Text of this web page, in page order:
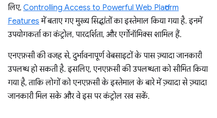
लिए, Controlling Access to Powerful Web Platform
Features में बताए गए मुख्य सिद्धांतों का इस्तेमाल किया गया है. इनमें
उपयोगकर्ता का कंट्रोल, पारदर्शिता, और एर्गोनॉमिक्स शामिल हैं.
एनएफ़सी की वजह से, दुर्भावनापूर्ण वेबसाइटों के पास ज़्यादा जानकारी
उपलब्ध हो सकती है. इसलिए, एनएफ़सी की उपलब्धता को सीमित किया
गया है, ताकि लोगों को एनएफ़सी के इस्तेमाल के बारे में ज़्यादा से ज़्यादा
जानकारी मिल सके और वे इस पर कंट्रोल रख सकें.